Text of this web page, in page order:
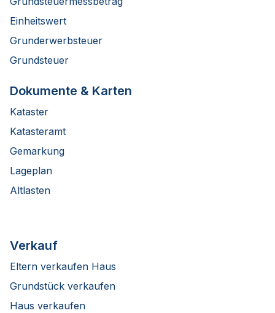
Einheitswert
Grunderwerbsteuer
Grundsteuer
Dokumente & Karten
Kataster
Katasteramt
Gemarkung
Lageplan
Altlasten
Verkauf
Eltern verkaufen Haus
Grundstück verkaufen
Haus verkaufen